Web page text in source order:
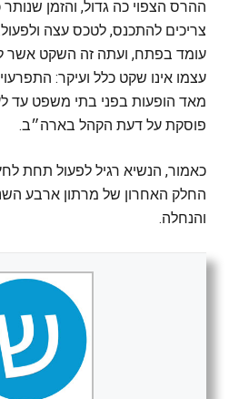
ההרס הצפוי כה גדול, והזמן
צריכים להתכנס, לטכס עצה
עומד בפתח, ועתה זה השקט אשר
עצמו אינו שקט כלל ועיקר:
מאד הופעות בפני בתי משפט עד
פוסקת על דעת הקהל בארה״ב.
כאמור, הנשיא רגיל לפעול תחת
החלק האחרון של מרתון ארבע
והנחלה.